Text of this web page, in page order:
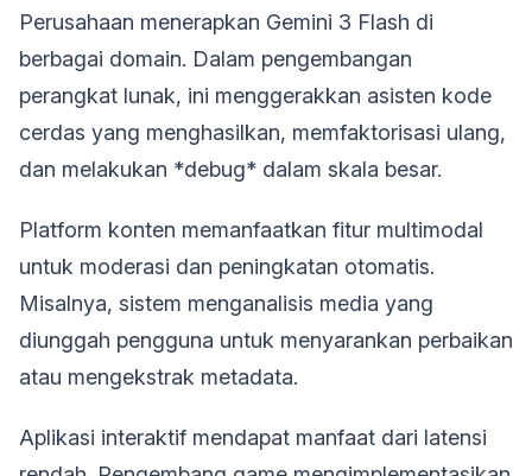
Perusahaan menerapkan Gemini 3 Flash di
berbagai domain. Dalam pengembangan
perangkat lunak, ini menggerakkan asisten kode
cerdas yang menghasilkan, memfaktorisasi ulang,
dan melakukan *debug* dalam skala besar.
Platform konten memanfaatkan fitur multimodal
untuk moderasi dan peningkatan otomatis.
Misalnya, sistem menganalisis media yang
diunggah pengguna untuk menyarankan perbaikan
atau mengekstrak metadata.
Aplikasi interaktif mendapat manfaat dari latensi